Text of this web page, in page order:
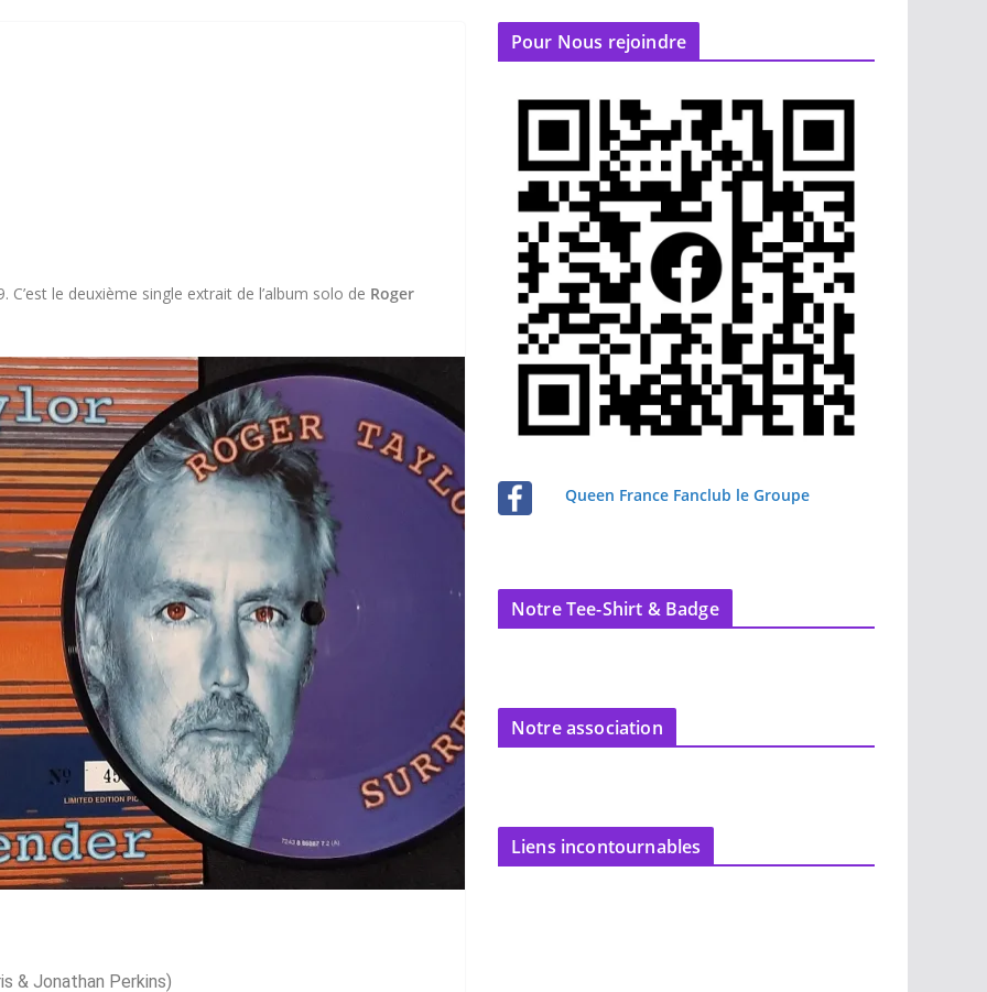
C’est le deuxième single extrait de l’album solo de Roger
& Jonathan Perkins)
Pour Nous rejoindre
Queen France Fanclub le Groupe
Notre Tee-Shirt & Badge
Notre association
Liens incontournables